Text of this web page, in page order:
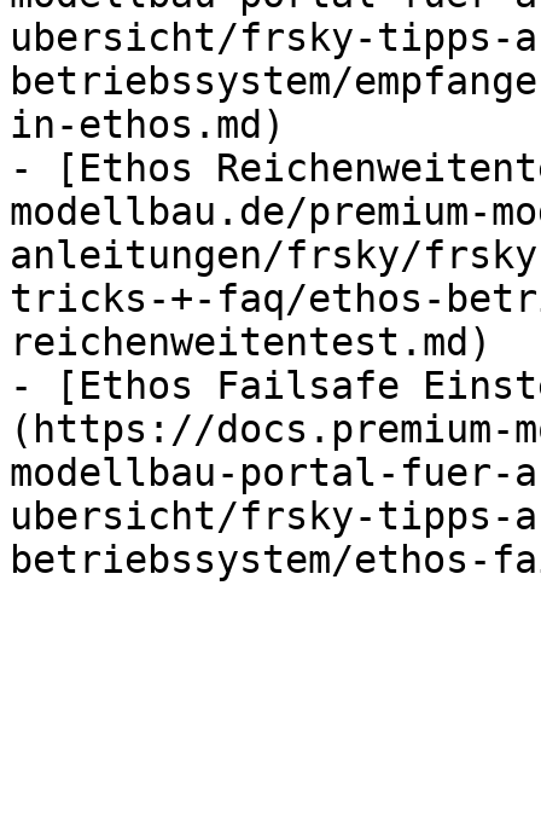
ubersicht/frsky-tipps-
betriebssystem/
in-ethos.md)
- [Ethos
modellbau.de/premium-
anleitungen/frsky/
tricks-+-faq/ethos-
reichenweitentest.md)
- [Ethos Failsafe
(https://docs.premium-
modellbau-portal-
ubersicht/frsky-tipps-